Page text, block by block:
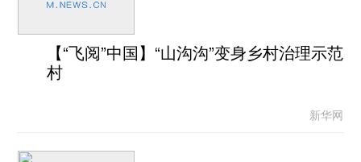
【“飞阅”中国】“山沟沟”变身乡村治理示范
村
新华网